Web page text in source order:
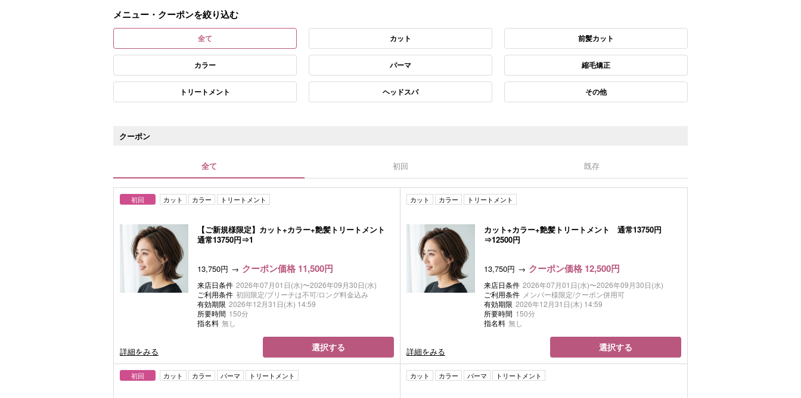
メニュー・クーポンを絞り込む
全て カット 前髪カット
カラー パーマ 縮毛矯正
トリートメント ヘッドスパ その他
クーポン
全て 初回 既存
初回 カット カラー トリートメント
【ご新規様限定】カット+カラー+艶髪トリートメント
通常13750円⇒1
13,750円 クーポン価格 11,500円
来店日条件 2026年07月01日(水)〜2026年09月30日(水)
ご利用条件 初回限定/ブリーチは不可/ロング料金込み
有効期限 2026年12月31日(木) 14:59
所要時間 150分
指名料 無し
詳細をみる 選択する
カット カラー トリートメント
カット+カラー+艶髪トリートメント 通常13750円
⇒12500円
13,750円 クーポン価格 12,500円
来店日条件 2026年07月01日(水)〜2026年09月30日(水)
ご利用条件 メンバー様限定/クーポン併用可
有効期限 2026年12月31日(木) 14:59
所要時間 150分
指名料 無し
詳細をみる 選択する
初回 カット カラー パーマ トリートメント カット カラー パーマ トリートメント